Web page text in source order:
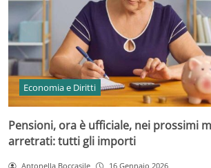
Economia e Diritti
Pensioni, ora è ufficiale, nei prossimi
arretrati: tutti gli importi
Antonella Boccasile 16 Gennaio 2026